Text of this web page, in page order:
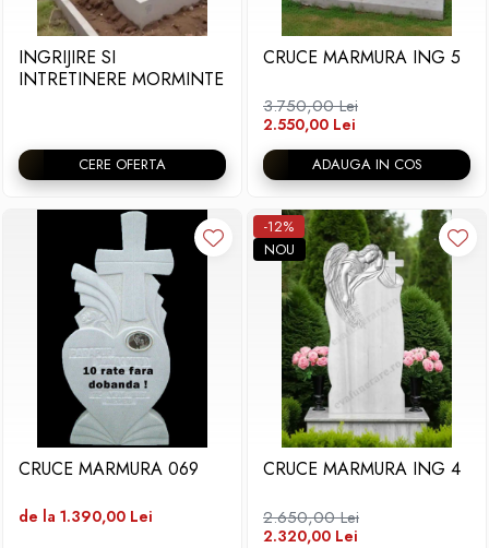
Placa memoriala
Placute ABS personalizate
Solutii intretinere granit si
INGRIJIRE SI
INTRETINERE MORMINTE
CERE OFERTA
CRUCE MARMURA ING 5
3.750,00 Lei
2.550,00 Lei
ADAUGA IN COS
CRUCE MARMURA 069
de la 1.390,00 Lei
-12%
NOU
CRUCE MARMURA ING 4
2.650,00 Lei
2.320,00 Lei